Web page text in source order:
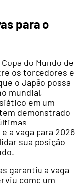
para o
do Mundo de
os torcedores e
o Japão possa
mundial,
em um
demonstrado
a vaga para 2026
sua posição
garantiu a vaga
como um